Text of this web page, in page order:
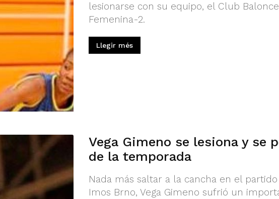
lesionarse con su equipo, el Club
Femenina-2.
Llegir més
Vega Gimeno se lesiona y se
de la temporada
Nada más saltar a la cancha en el
Imos Brno, Vega Gimeno sufrió un